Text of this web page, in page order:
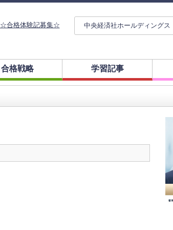
☆合格体験記募集☆ 中央経済社ホールディングス
合格戦略 学習記事